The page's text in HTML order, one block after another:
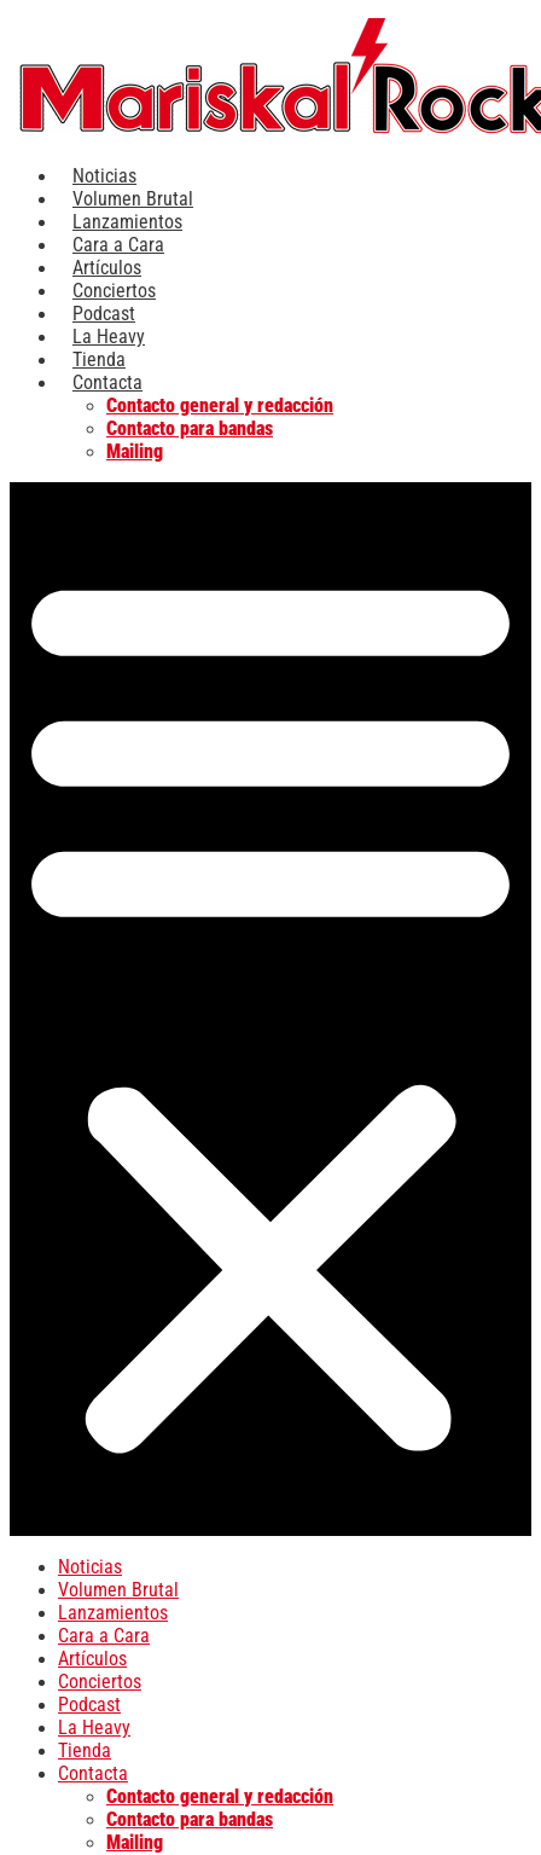
contenido
Noticias
Volumen Brutal
Lanzamientos
Cara a Cara
Artículos
Conciertos
Podcast
La Heavy
Tienda
Contacta
Contacto general y redacción
Contacto para bandas
Mailing
Noticias
Volumen Brutal
Lanzamientos
Cara a Cara
Artículos
Conciertos
Podcast
La Heavy
Tienda
Contacta
Contacto general y redacción
Contacto para bandas
Mailing